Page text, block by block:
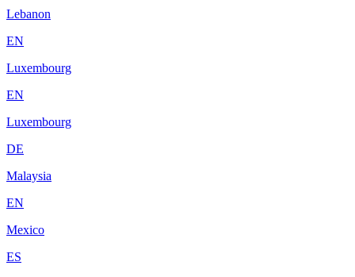
Lebanon
EN
Luxembourg
EN
Luxembourg
DE
Malaysia
EN
Mexico
ES